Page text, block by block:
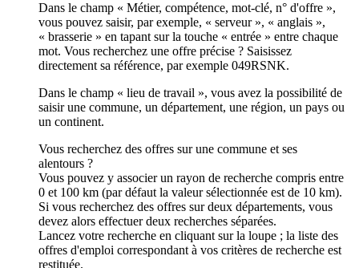
Dans le champ « Métier, compétence, mot-clé, n° d'offre »,
vous pouvez saisir, par exemple, « serveur », « anglais »,
« brasserie » en tapant sur la touche « entrée » entre chaque
mot. Vous recherchez une offre précise ? Saisissez
directement sa référence, par exemple 049RSNK.
Dans le champ « lieu de travail », vous avez la possibilité de
saisir une commune, un département, une région, un pays ou
un continent.
Vous recherchez des offres sur une commune et ses
alentours ?
Vous pouvez y associer un rayon de recherche compris entre
0 et 100 km (par défaut la valeur sélectionnée est de 10 km).
Si vous recherchez des offres sur deux départements, vous
devez alors effectuer deux recherches séparées.
Lancez votre recherche en cliquant sur la loupe ; la liste des
offres d'emploi correspondant à vos critères de recherche est
restituée.